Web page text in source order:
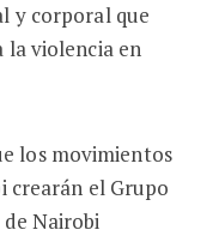
y corporal que
la violencia en
los movimientos
crearán el Grupo
Nairobi